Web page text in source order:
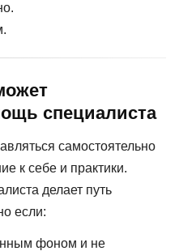
специалиста
самостоятельно
к себе и практики.
делает путь
если:
фоном и не